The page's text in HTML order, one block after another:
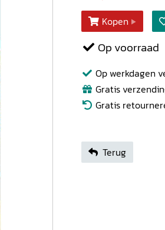
Kopen
Op voorraad
Op werkdagen
Gratis
Gratis
Terug